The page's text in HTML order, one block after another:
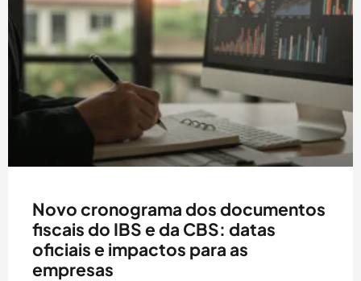
Novo cronograma dos documentos
fiscais do IBS e da CBS: datas
oficiais e impactos para as
empresas